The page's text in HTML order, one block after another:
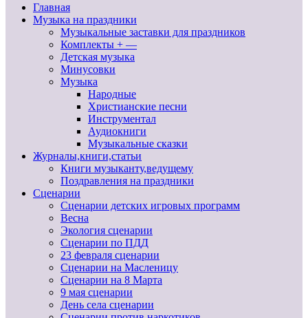
Главная
Музыка на праздники
Музыкальные заставки для праздников
Комплекты + —
Детская музыка
Минусовки
Музыка
Народные
Христианские песни
Инструментал
Аудиокниги
Музыкальные сказки
Журналы,книги,статьи
Книги музыканту,ведущему
Поздравления на праздники
Сценарии
Сценарии детских игровых программ
Весна
Экология сценарии
Сценарии по ПДД
23 февраля сценарии
Сценарии на Масленицу
Сценарии на 8 Марта
9 мая сценарии
День села сценарии